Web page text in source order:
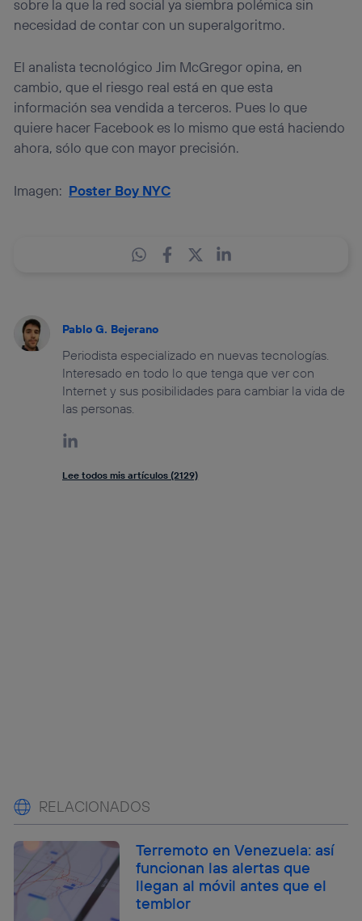
sobre la que la red social ya siembra polémica sin
necesidad de contar con un superalgoritmo.
El analista tecnológico Jim McGregor opina, en
cambio, que el riesgo real está en que esta
información sea vendida a terceros. Pues lo que
quiere hacer Facebook es lo mismo que está haciendo
ahora, sólo que con mayor precisión.
Imagen: Poster Boy NYC
Pablo G. Bejerano
Periodista especializado en nuevas tecnologías.
Interesado en todo lo que tenga que ver con
Internet y sus posibilidades para cambiar la vida de
las personas.
Lee todos mis artículos (2129)
RELACIONADOS
Terremoto en Venezuela: así
funcionan las alertas que
llegan al móvil antes que el
temblor